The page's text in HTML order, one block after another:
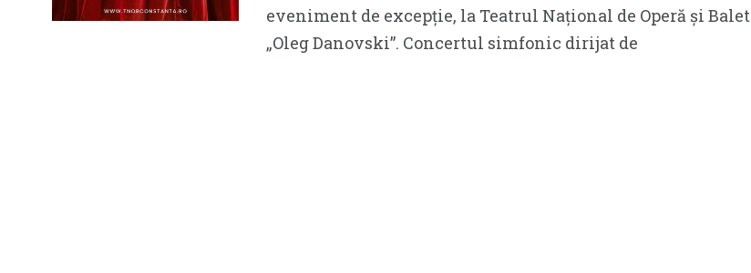
eveniment de excepție, la Teatrul Național de Operă și Balet
„Oleg Danovski”. Concertul simfonic dirijat de